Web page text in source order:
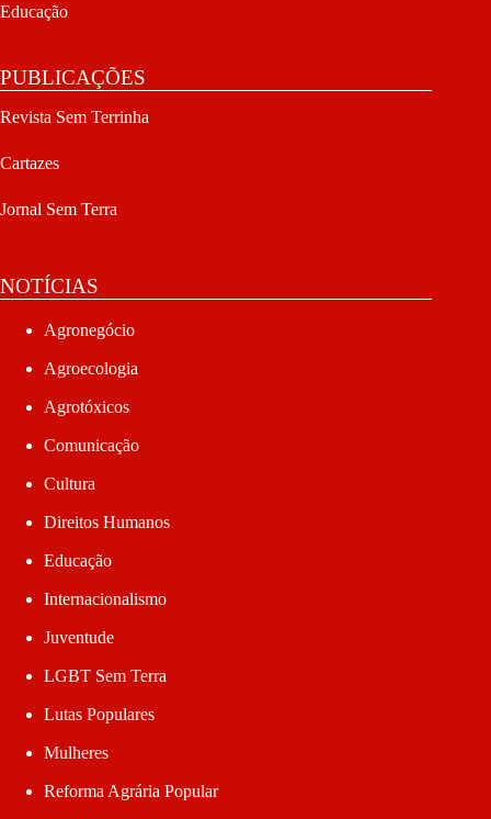
Educação
PUBLICAÇÕES
Revista Sem Terrinha
Cartazes
Jornal Sem Terra
NOTÍCIAS
Agronegócio
Agroecologia
Agrotóxicos
Comunicação
Cultura
Direitos Humanos
Educação
Internacionalismo
Juventude
LGBT Sem Terra
Lutas Populares
Mulheres
Reforma Agrária Popular